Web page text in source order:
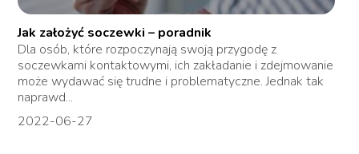
Jak założyć soczewki – poradnik
Dla osób, które rozpoczynają swoją przygodę z
soczewkami kontaktowymi, ich zakładanie i zdejmowanie
może wydawać się trudne i problematyczne. Jednak tak
naprawd...
2022-06-27